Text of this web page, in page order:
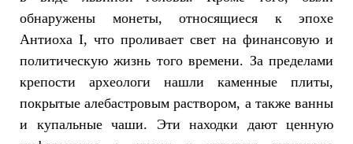
обнаружены монеты, относящиеся к эпохе
Антиоха I, что проливает свет на финансовую и
политическую жизнь того времени. За пределами
крепости археологи нашли каменные плиты,
покрытые алебастровым раствором, а также ванны
и купальные чаши. Эти находки дают ценную